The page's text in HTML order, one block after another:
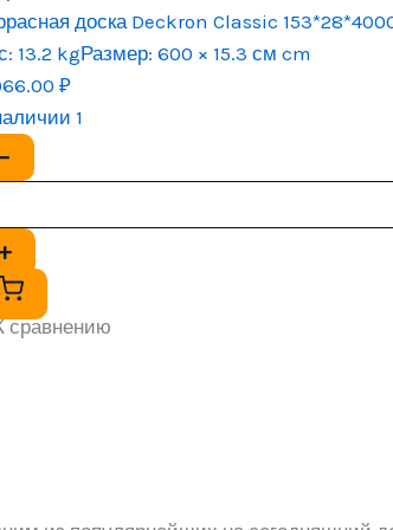
доска Deckron Classic
13.2 kgРазмер: 600 × 15.3 см cm
₽
1
−
+
сравнению